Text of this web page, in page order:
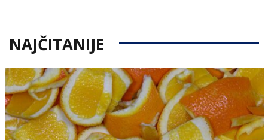
NAJČITANIJE